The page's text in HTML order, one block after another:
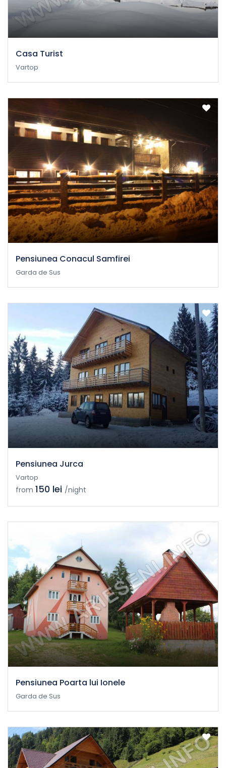
Casa Turist
Vartop
Pensiunea Conacul Samfirei
Garda de Sus
Pensiunea Jurca
Vartop
from 150 lei /night
Pensiunea Poarta lui Ionele
Garda de Sus